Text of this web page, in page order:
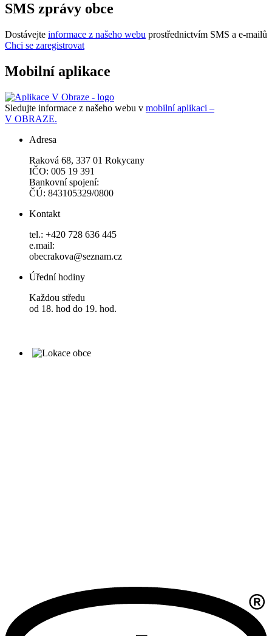
SMS zprávy obce
Dostávejte informace z našeho webu prostřednictvím SMS a e-mailů
Chci se zaregistrovat
Mobilní aplikace
Sledujte informace z našeho webu v mobilní aplikaci –
V OBRAZE.
Adresa
Raková 68, 337 01 Rokycany
IČO: 005 19 391
Bankovní spojení:
ČÚ: 843105329/0800
Kontakt
tel.: +420 728 636 445
e.mail:
obecrakova@seznam.cz
Úřední hodiny
Každou středu
od 18. hod do 19. hod.